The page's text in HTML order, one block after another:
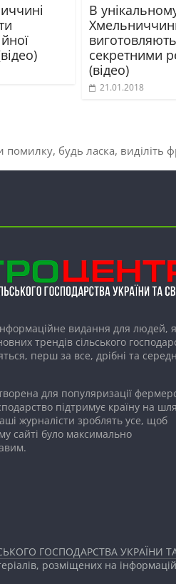
В
секретними
(відео)
21.01.2018
будь ласка, виділіть
видання для людей,
трендів сільського
перш за все, дрібні та
для популяризації
підтримує країну на
журналісти зроблять усе, щоб
сайті було максимально
ГОСПОДАРСТВА УКРАЇНИ
розміщених на